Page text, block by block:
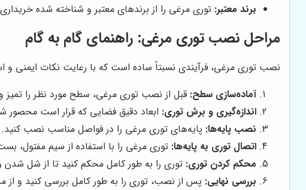
برند معتبر: توری مرغی را از برندهای معتبر و شناخته شده
مراحل نصب توری مرغی: راهنمای گام به گام
نصب توری مرغی، فرآیندی نسبتاً ساده است که با رعایت نکات ایمنی و
آماده‌سازی سطح: قبل از نصب توری مرغی، سطح مورد نظر را تمیز
اندازه‌گیری و برش توری: ابعاد دقیق فضایی که قرار است محصور
نصب پایه‌ها: پایه‌های توری مرغی را در فواصل مناسب نصب کنید.
اتصال توری به پایه‌ها: توری مرغی را با استفاده از سیم مفتول،
محکم کردن توری: توری را به طور کامل محکم کنید تا از شل شدن
بررسی نهایی: پس از نصب، توری را به طور کامل بررسی کنید و